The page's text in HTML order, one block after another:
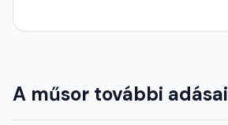
A műsor további adásai